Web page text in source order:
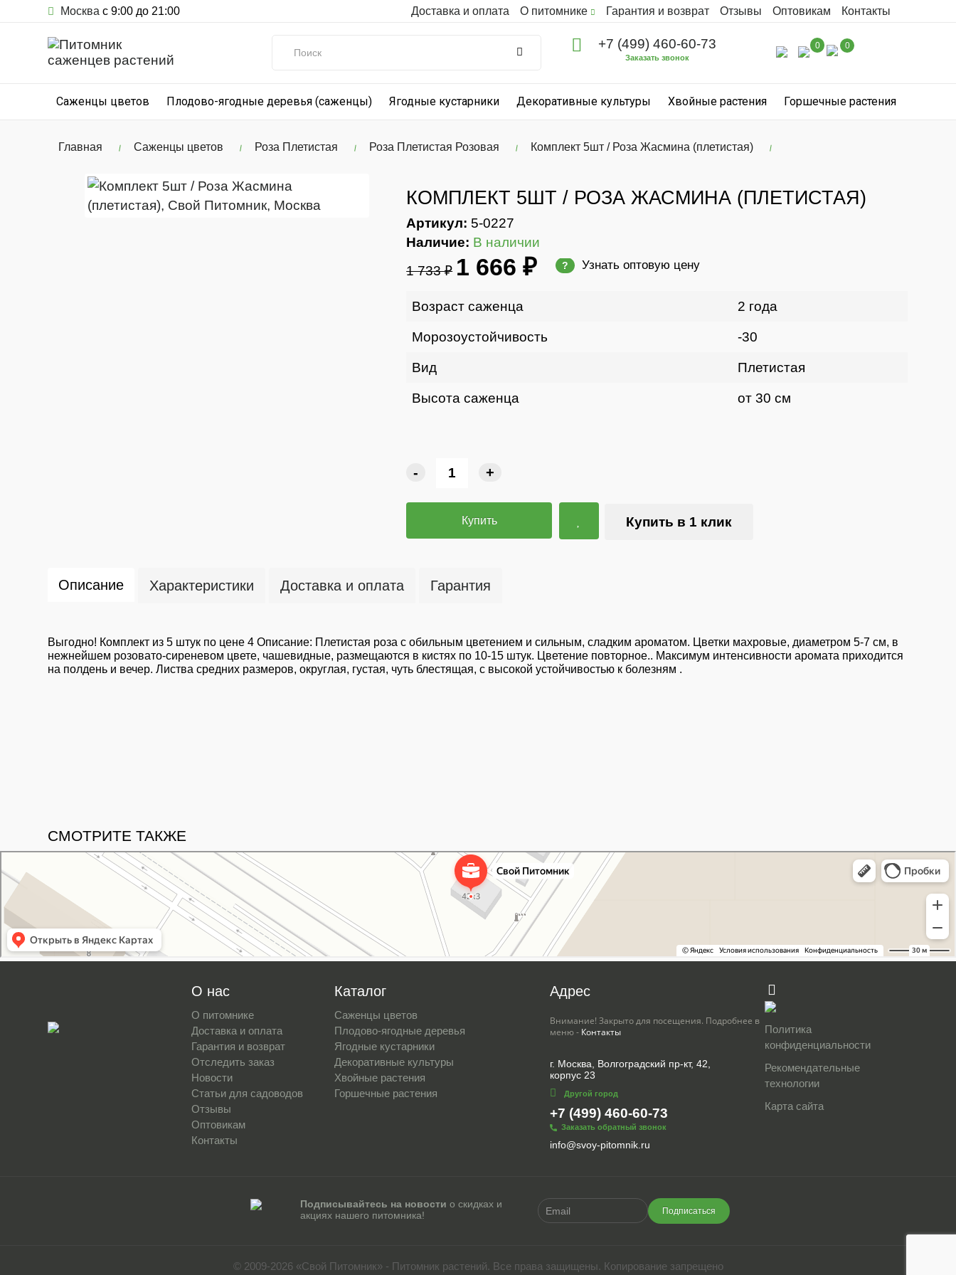
Москва с 9:00 до 21:00 Доставка и оплата О питомнике Гарантия и возврат Отзывы Оптовикам Контакты
+7 (499) 460-60-73
Заказать звонок
0 0
Саженцы цветов Плодово-ягодные деревья (саженцы) Ягодные кустарники Декоративные культуры Хвойные растения Горшечные растения
Главная Саженцы цветов Роза Плетистая Роза Плетистая Розовая Комплект 5шт / Роза Жасмина (плетистая)
КОМПЛЕКТ 5ШТ / РОЗА ЖАСМИНА (ПЛЕТИСТАЯ)
Артикул: 5-0227
Наличие: В наличии
1 733 ₽ 1 666 ₽ ? Узнать оптовую цену
Возраст саженца 2 года
Морозоустойчивость -30
Вид Плетистая
Высота саженца от 30 см
- +
Купить Купить в 1 клик
Описание Характеристики Доставка и оплата Гарантия
Выгодно! Комплект из 5 штук по цене 4 Описание: Плетистая роза с обильным цветением и сильным, сладким ароматом. Цветки махровые, диаметром 5-7 см, в
нежнейшем розовато-сиреневом цвете, чашевидные, размещаются в кистях по 10-15 штук. Цветение повторное.. Максимум интенсивности аромата приходится
на полдень и вечер. Листва средних размеров, округлая, густая, чуть блестящая, с высокой устойчивостью к болезням .
СМОТРИТЕ ТАКЖЕ
Питомник растений в Москве
Садовый центр в Москве
О нас
О питомнике
Доставка и оплата
Гарантия и возврат
Отследить заказ
Новости
Статьи для садоводов
Отзывы
Оптовикам
Контакты
Каталог
Саженцы цветов
Плодово-ягодные деревья
Ягодные кустарники
Декоративные культуры
Хвойные растения
Горшечные растения
Адрес
Внимание! Закрыто для посещения. Подробнее в
меню - Контакты
г. Москва, Волгоградский пр-кт, 42,
корпус 23
Другой город
+7 (499) 460-60-73
Заказать обратный звонок
info@svoy-pitomnik.ru
Политика
конфиденциальности
Рекомендательные
технологии
Карта сайта
Подписывайтесь на новости о скидках и
акциях нашего питомника!
Подписаться
© 2009-2026 «Свой Питомник» - Питомник растений. Все права защищены. Копирование запрещено